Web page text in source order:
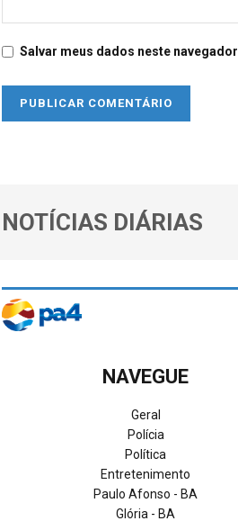
Salvar meus dados neste
NOTÍCIAS DIÁRIAS
NAVEGUE
Geral
Polícia
Política
Entretenimento
Paulo Afonso - BA
Glória - BA